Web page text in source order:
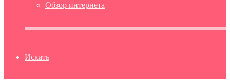
Обзор интернета
Искать